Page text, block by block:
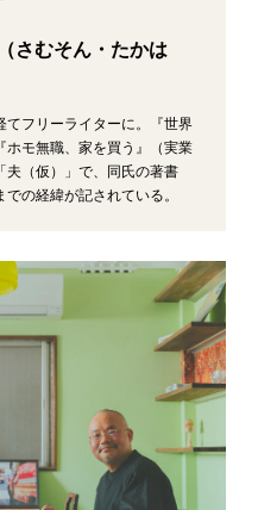
さむそん・たかは
てフリーライターに。『世界
ホモ無職、家を買う』（実業
夫（仮）」で、同氏の著書
の経緯が記されている。